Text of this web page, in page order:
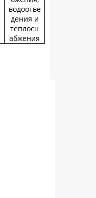
водоотве
дения и
теплосн
абжения